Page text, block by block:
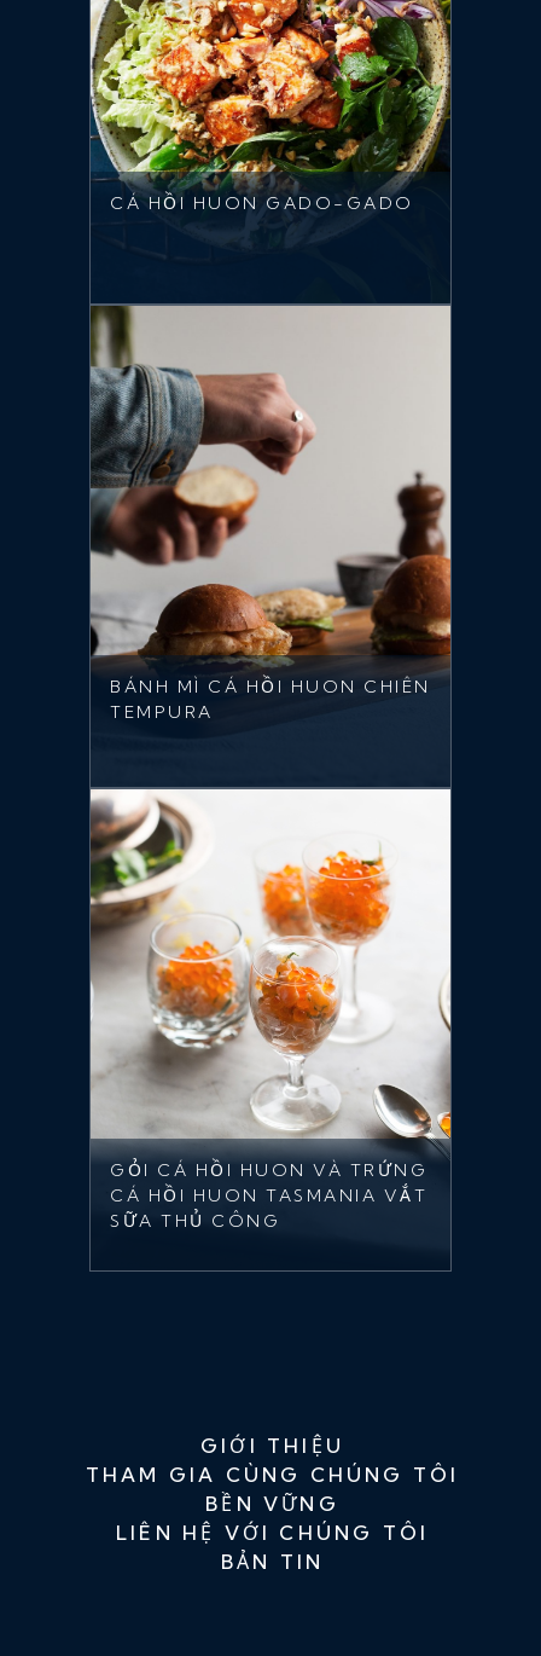
CÁ HỒI HUON GADO-GADO
BÁNH MÌ CÁ HỒI HUON CHIÊN
TEMPURA
GỎI CÁ HỒI HUON VÀ TRỨNG
CÁ HỒI HUON TASMANIA VẮT
SỮA THỦ CÔNG
GIỚI THIỆU
THAM GIA CÙNG CHÚNG TÔI
BỀN VỮNG
LIÊN HỆ VỚI CHÚNG TÔI
BẢN TIN